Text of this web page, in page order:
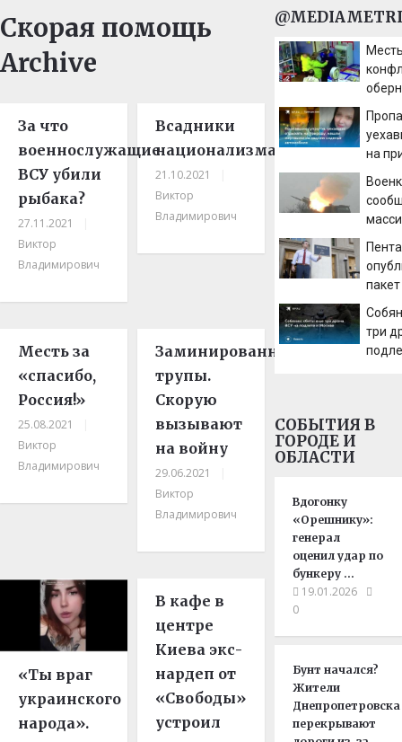
Скорая помощь
Archive
За что
военнослужащие
ВСУ убили
рыбака?
27.11.2021
Виктор
Владимирович
Всадники
национализма
21.10.2021
Виктор
Владимирович
Месть за
«спасибо,
Россия!»
25.08.2021
Виктор
Владимирович
Заминированные
трупы.
Скорую
вызывают
на войну
29.06.2021
Виктор
Владимирович
«Ты враг
украинского
народа».
В кафе в
центре
Киева экс-
нардеп от
«Свободы»
устроил
на
НЛО
три
СОБЫТИЯ В
ГОРОДЕ И
ОБЛАСТИ
Вдогонку
«Орешнику»:
генерал
оценил удар по
бункеру …
19.01.2026
0
Бунт начался?
Жители
Днепропетровска
перекрывают